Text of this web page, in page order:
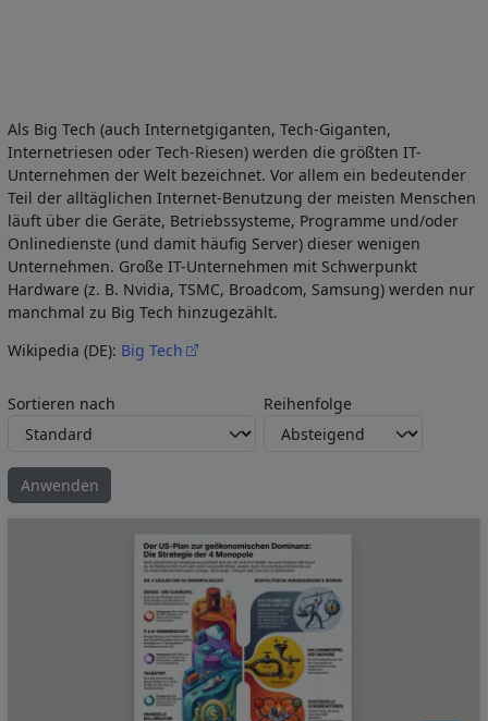
Als Big Tech (auch Internetgiganten, Tech-Giganten,
Internetriesen oder Tech-Riesen) werden die größten IT-
Unternehmen der Welt bezeichnet. Vor allem ein bedeutender
Teil der alltäglichen Internet-Benutzung der meisten Menschen
läuft über die Geräte, Betriebssysteme, Programme und/oder
Onlinedienste (und damit häufig Server) dieser wenigen
Unternehmen. Große IT-Unternehmen mit Schwerpunkt
Hardware (z. B. Nvidia, TSMC, Broadcom, Samsung) werden nur
manchmal zu Big Tech hinzugezählt.
Wikipedia (DE): Big Tech
Sortieren nach Reihenfolge